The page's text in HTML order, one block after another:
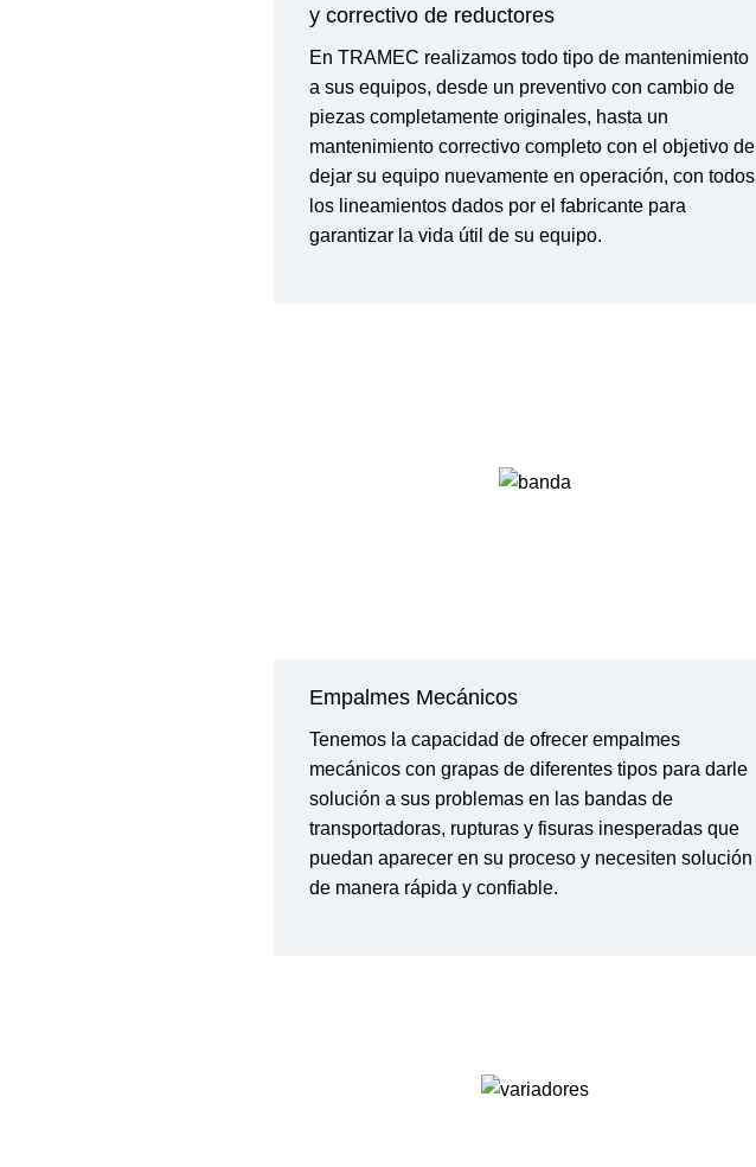
y correctivo de reductores
En TRAMEC realizamos todo tipo de mantenimiento
a sus equipos, desde un preventivo con cambio de
piezas completamente originales, hasta un
mantenimiento correctivo completo con el objetivo de
dejar su equipo nuevamente en operación, con todos
los lineamientos dados por el fabricante para
garantizar la vida útil de su equipo.
EmpalmesMecánicos
Tenemos la capacidad de ofrecer empalmes
mecánicos con grapas de diferentes tipos para darle
solución a sus problemas en las bandas de
transportadoras, rupturas y fisuras inesperadas que
puedan aparecer en su proceso y necesiten solución
de manera rápida y confiable.